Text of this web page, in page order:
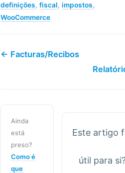
definições, fiscal, impostos,
WooCommerce
← Facturas/Recibos
Ainda
está
preso?
Como é
que
Este artigo
útil para